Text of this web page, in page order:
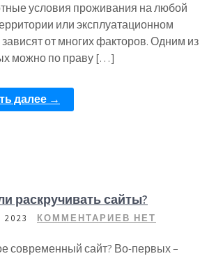
условия проживания на любой
или эксплуатационном
от многих факторов. Одним из
можно по праву […]
далее →
раскручивать сайты?
КОММЕНТАРИЕВ НЕТ
современный сайт? Во-первых –